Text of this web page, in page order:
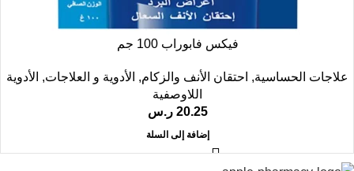
فيكس فابوراب 100 جم
علاجات الحساسية, احتقان الأنف والزكام, الأدوية و العلاجات, الأدوية
اللاوصفية
20.25 ر.س
إضافة إلى السلة